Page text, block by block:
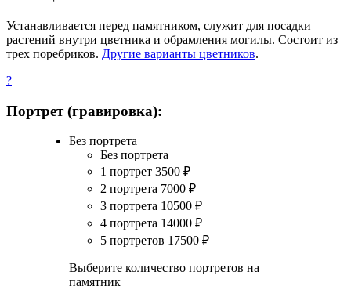
Устанавливается перед памятником, служит для посадки
растений внутри цветника и обрамления могилы. Состоит из
трех поребриков. Другие варианты цветников.
?
Портрет (гравировка):
Без портрета
Без портрета
1 портрет 3500 ₽
2 портрета 7000 ₽
3 портрета 10500 ₽
4 портрета 14000 ₽
5 портретов 17500 ₽
Выберите количество портретов на
памятник